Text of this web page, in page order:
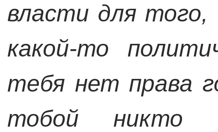
власти для
какой-то
тебя нет права
тобой никто